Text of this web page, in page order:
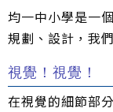
均一中小學是一
規劃、設計，我
視覺！視覺！
在視覺的細節部